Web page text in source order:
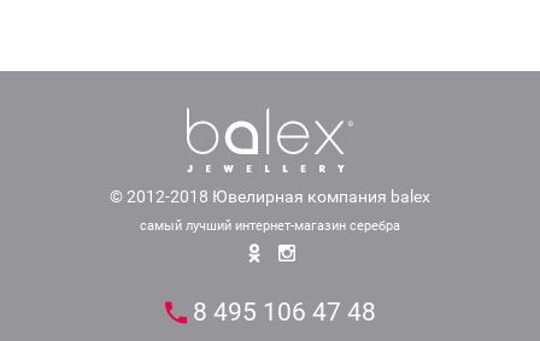
© 2012-2018 Ювелирная компания balex
самый лучший интернет-магазин серебра
8 495 106 47 48